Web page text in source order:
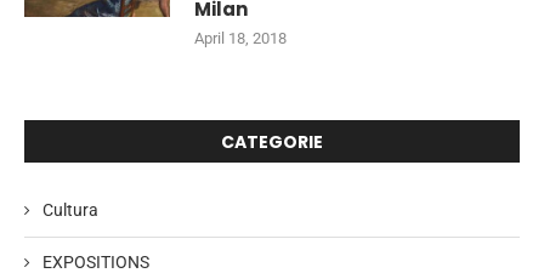
Milan
April 18, 2018
CATEGORIE
Cultura
EXPOSITIONS